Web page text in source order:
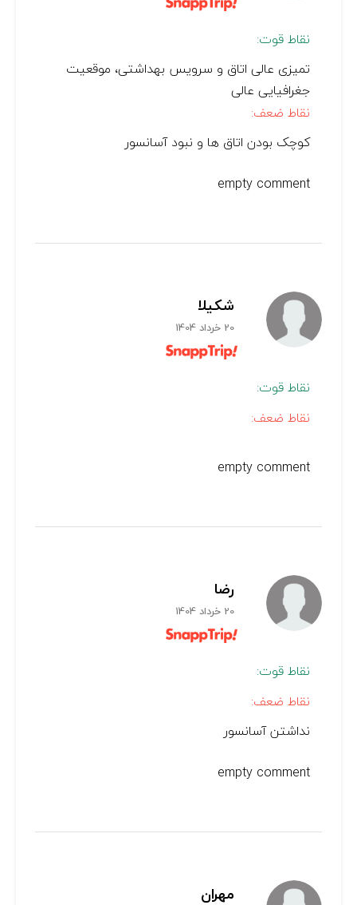
نقاط قوت:
تمیزی عالی اتاق و سرویس بهداشتی، موقعیت
جغرافیایی عالی
نقاط ضعف:
کوچک بودن اتاق ها و نبود آسانسور
empty comment
شکیلا
20 خرداد 1404
نقاط قوت:
نقاط ضعف:
empty comment
رضا
20 خرداد 1404
نقاط قوت:
نقاط ضعف:
نداشتن آسانسور
empty comment
مهران